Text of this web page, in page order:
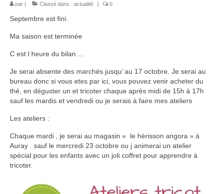
Boutique
Contact
par | Classé dans : actualité | 0
Septembre est fini.
Ma saison est terminée
C est l heure du bilan …
Je serai absente des marchés jusqu’ au 17 octobre. Je serai au
bureau donc si vous etes par ici, vous pouvez venir acheter du
thé, en déguster un et tricoter chaque après midi de 15h à 17h
sauf les mardis et vendredi ou je serais à faire mes ateliers
Les ateliers :
Chaque mardi , je serai au magasin « le hérisson angora » à
Auray . sauf le mercredi 23 octobre ou j animerai un atelier
spécial pour les enfants avec un joli coffret pour apprendre à
tricoter.